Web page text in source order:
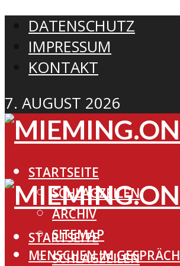
DATENSCHUTZ
IMPRESSUM
KONTAKT
7. AUGUST 2026
STARTSEITE
SCHLAGZEILEN
ARCHIV
SITEMAP
MENSCHEN IM GESPRÄCH
STARTSEITE
SCHLAGZEILEN